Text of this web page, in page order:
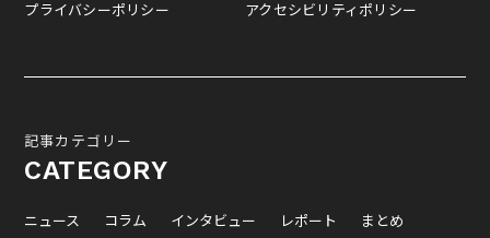
プライバシーポリシー アクセシビリティポリシー
記事カテゴリー
CATEGORY
ニュース コラム インタビュー レポート
まとめ